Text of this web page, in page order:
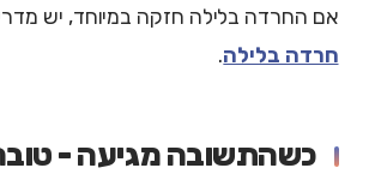
אם החרדה בלילה חזקה במיוחד, יש
חרדה בלילה.
כשהתשובה מגיעה -